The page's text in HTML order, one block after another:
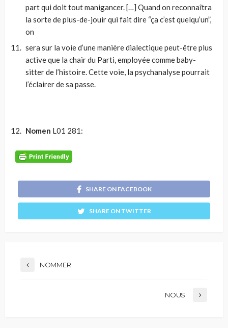
part qui doit tout manigancer. […] Quand on re­connaîtra
la sorte de plus-de-jouir qui fait dire “ça c’est quelqu’un”,
on
sera sur la voie d’une manière dialectique peut-être plus
active que la chair du Parti, employée comme baby-
sitter de l’histoire. Cette voie, la psychanalyse pourrait
l’éclairer de sa passe.
Nomen L01 281:
SHARE ON FACEBOOK
SHARE ON TWITTER
NOMMER
NOUS